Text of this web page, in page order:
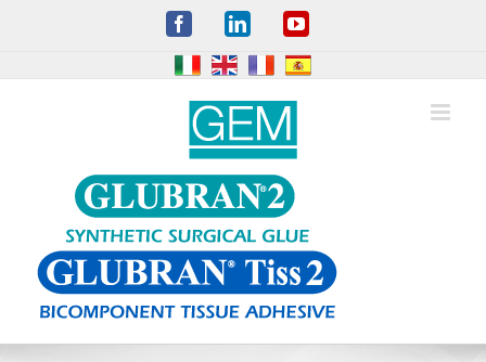
FacebookLinkedInYouTube